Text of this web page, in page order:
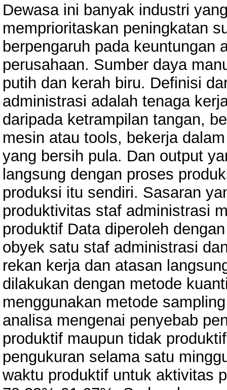
Dewasa ini banyak industri
memprioritaskan peningkatan
berpengaruh pada keuntungan
perusahaan. Sumber daya
putih dan kerah biru. Definisi
administrasi adalah tenaga
daripada ketrampilan tangan,
mesin atau tools, bekerja
yang bersih pula. Dan output
langsung dengan proses
produksi itu sendiri. Sasaran
produktivitas staf administrasi
produktif Data diperoleh
obyek satu staf administrasi
rekan kerja dan atasan
dilakukan dengan metode
menggunakan metode
analisa mengenai penyebab
produktif maupun tidak
pengukuran selama satu
waktu produktif untuk aktivitas